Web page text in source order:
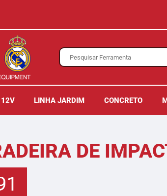
LINHA JARDIM CONCRETO
DE